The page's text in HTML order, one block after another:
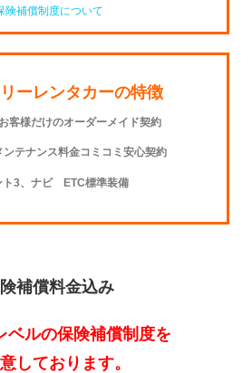
険補償制度について
ーレンタカーの特徴
客様だけのオーダーメイド契約
テナンス料金コミコミ安心契約
ト3、ナビ ETC標準装備
補償料金込み
ベルの保険補償制度を
しております。